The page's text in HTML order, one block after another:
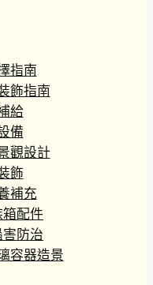
指南
飾指南
給
備
觀設計
飾
補充
配件
防治
容器造景